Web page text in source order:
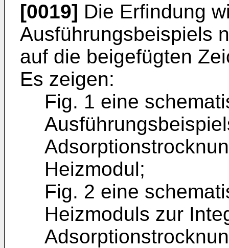
[0019] Die Erfindung
Ausführungsbeispiels
auf die beigefügten
Es zeigen:
Fig. 1 eine
Heizmodul;
Fig. 2 eine
Heizmoduls zur